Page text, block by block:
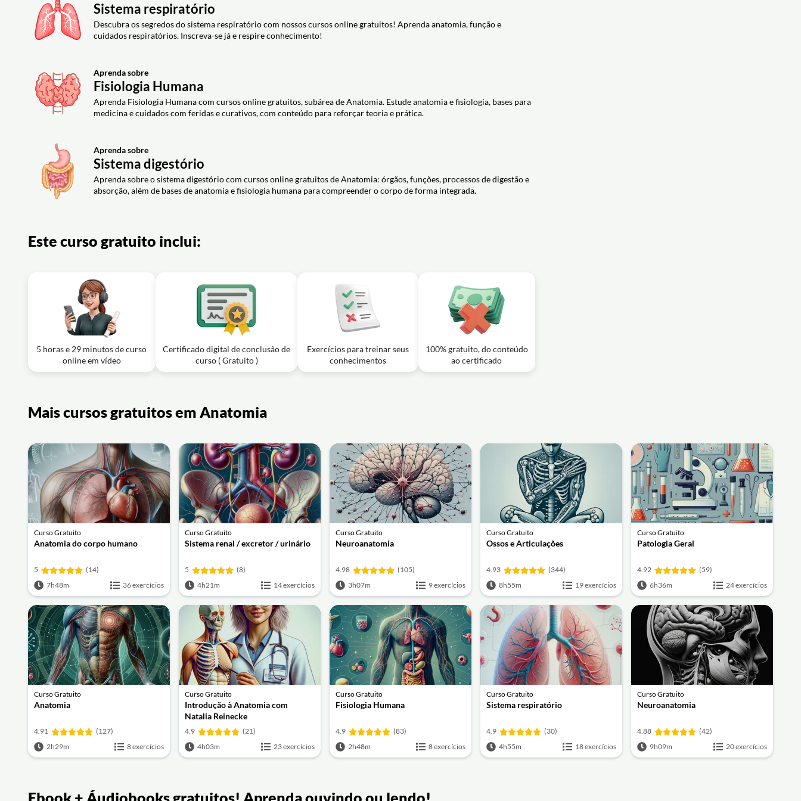
Aula em vídeo: SISTEMA REPRODUTOR FEMININO CICLO MENSTRUAL - DICA ENEM BIOLOGIA
#19 - Prof. Kennedy Ramos
Exercício: No ciclo menstrual de 28 dias, o que indica um pico de LH por volta do 14º dia?
Kennedy Ramos
Exercício: No sistema reprodutor masculino, qual é a principal função do líquido prostático no sêmen?
Aula em vídeo: SISTEMA ENDÓCRINO PARTE 01 - ANATOMIA E FISIOLOGIA - Prof. Kennedy
Ramos
Exercício: Sobre glândulas endócrinas e exócrinas, assinale a alternativa correta.
Exercício: Sobre a resposta imune adaptativa, qual sequência está correta?
Sistema respiratório
Descubra os segredos do sistema respiratório com nossos cursos online gratuitos! Aprenda anatomia, função e
cuidados respiratórios. Inscreva-se já e respire conhecimento!
Aprenda sobre
Fisiologia Humana
Aprenda Fisiologia Humana com cursos online gratuitos, subárea de Anatomia. Estude anatomia e fisiologia, bases para
medicina e cuidados com feridas e curativos, com conteúdo para reforçar teoria e prática.
Aprenda sobre
Sistema digestório
Aprenda sobre o sistema digestório com cursos online gratuitos de Anatomia: órgãos, funções, processos de digestão e
absorção, além de bases de anatomia e fisiologia humana para compreender o corpo de forma integrada.
Este curso gratuito inclui:
5 horas e 29 minutos de curso
online em vídeo
Certificado digital de conclusão de
curso ( Gratuito )
Exercícios para treinar seus
conhecimentos
100% gratuito, do conteúdo
ao certificado
Mais cursos gratuitos em Anatomia
Curso Gratuito
Anatomia do corpo humano
5
(14)
7h48m
36 exercícios
Curso Gratuito
Sistema renal / excretor / urinário
5
(8)
4h21m
14 exercícios
Curso Gratuito
Neuroanatomia
4.98
(105)
3h07m
9 exercícios
Curso Gratuito
Ossos e Articulações
4.93
(344)
8h55m
19 exercícios
Curso Gratuito
Patologia Geral
4.92
(59)
6h36m
24 exercícios
Curso Gratuito
Anatomia
4.91
(127)
2h29m
8 exercícios
Curso Gratuito
Introdução à Anatomia com
Natalia Reinecke
4.9
(21)
4h03m
23 exercícios
Curso Gratuito
Fisiologia Humana
4.9
(83)
2h48m
8 exercícios
Curso Gratuito
Sistema respiratório
4.9
(30)
4h55m
18 exercícios
Curso Gratuito
Neuroanatomia
4.88
(42)
9h09m
20 exercícios
Ebook + Áudiobooks gratuitos! Aprenda ouvindo ou lendo!